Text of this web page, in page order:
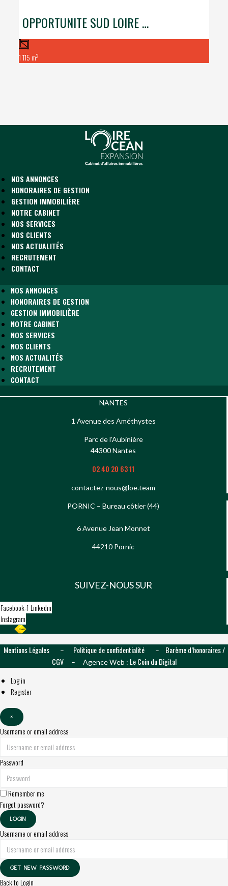
OPPORTUNITE SUD LOIRE / POLE SUD
1 115 m2
NOS ANNONCES
HONORAIRES DE GESTION
GESTION IMMOBILIÈRE
NOTRE CABINET
NOS SERVICES
NOS CLIENTS
NOS ACTUALITÉS
RECRUTEMENT
CONTACT
NOS ANNONCES
HONORAIRES DE GESTION
GESTION IMMOBILIÈRE
NOTRE CABINET
NOS SERVICES
NOS CLIENTS
NOS ACTUALITÉS
RECRUTEMENT
CONTACT
NANTES
1 Avenue des Améthystes
Parc de l’Aubinière
44300 Nantes
02 40 20 63 11
contactez-nous@loe.team
PORNIC – Bureau côtier (44)
6 Avenue Jean Monnet
44210 Pornic
SUIVEZ-NOUS SUR
Facebook-f Linkedin
Instagram
Mentions Légales– Politique de confidentialité– Barème d’honoraires /
CGV– Agence Web : Le Coin du Digital
Log in
Register
×
Username or email address
Password
Remember me
Forgot password?
LOGIN
Username or email address
GET NEW PASSWORD
Back to Login